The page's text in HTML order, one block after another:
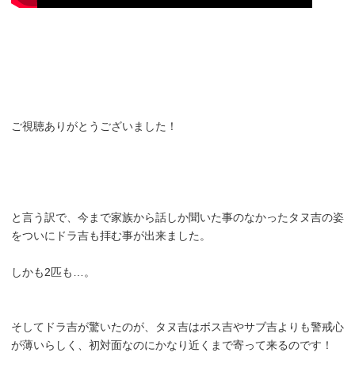
ご視聴ありがとうございました！
と言う訳で、今まで家族から話しか聞いた事のなかったタヌ吉の姿
をついにドラ吉も拝む事が出来ました。
しかも2匹も…。
そしてドラ吉が驚いたのが、タヌ吉はボス吉やサブ吉よりも警戒心
が薄いらしく、初対面なのにかなり近くまで寄って来るのです！